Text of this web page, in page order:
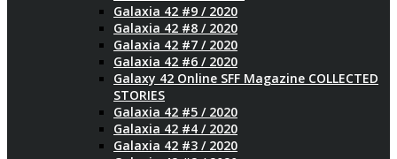
Galaxia 42 #9 / 2020
Galaxia 42 #8 / 2020
Galaxia 42 #7 / 2020
Galaxia 42 #6 / 2020
Galaxy 42 Online SFF Magazine COLLECTED
STORIES
Galaxia 42 #5 / 2020
Galaxia 42 #4 / 2020
Galaxia 42 #3 / 2020